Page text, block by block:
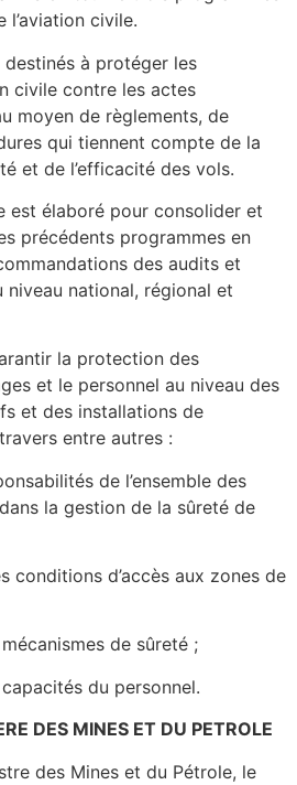
l’aviation civile.
à protéger les
civile contre les actes
moyen de règlements, de
qui tiennent compte de la
et de l’efficacité des vols.
est élaboré pour consolider et
précédents programmes en
des audits et
niveau national, régional et
la protection des
et le personnel au niveau des
et des installations de
entre autres :
de l’ensemble des
la gestion de la sûreté de
conditions d’accès aux zones de
de sûreté ;
du personnel.
DES MINES ET DU PETROLE
des Mines et du Pétrole, le